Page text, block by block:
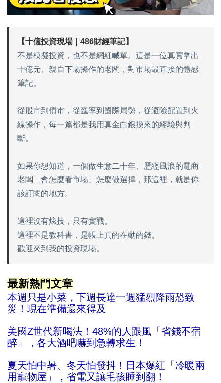
【十億投資現場｜486財經筆記】
不是模擬投資，也不是網紅喊單。這是一位真實拿出
十億元、親自下場操作的老闆，對市場最直接的體感
筆記。
從股市到債市，從匯率到國際局勢，從避險配置到火
線操作，每一篇都是我用真金白銀換來的經驗與判
斷。
如果你想知道，一個做生意二十年、歷經風浪的電商
老闆，會怎麼看市場、怎麼做選擇，那這裡，就是你
該訂閱的地方。
這裡沒有炫技，只有實戰。
這裡不是教科書，是帳上真的在動的錢。
歡迎來到我的投資現場。
最新熱門文章
本週只是小菜，下週長達一週猛烈降雨恐致
災！現在準備還來得及
美國Z世代新喝法！48%的人跟風「省錢不宿
醉」，各大酒吧嚇到急轉求生！
夏天怕中暑、冬天怕發抖！日本爆紅「冷暖兩
用寵物屋」，省電又讓毛孩睡到翻！